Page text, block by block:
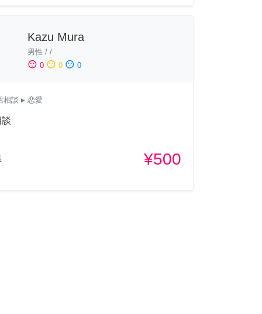
Kazu Mura
男性 / /
sentiment_satisfied 0 sentiment_neutral 0 sentiment_dissatisfied 0
相談 ▸ 恋愛
¥500